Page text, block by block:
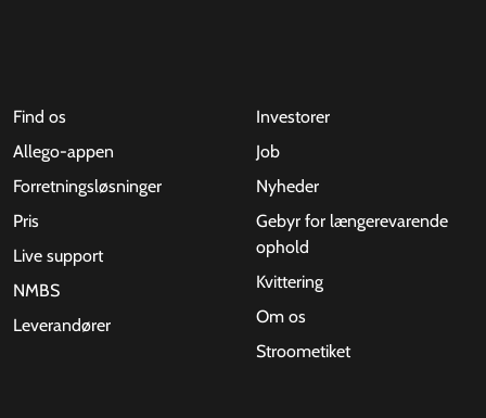
Find os
Allego-appen
Forretningsløsninger
Pris
Live support
NMBS
Leverandører
Investorer
Job
Nyheder
Gebyr for længerevarende
ophold
Kvittering
Om os
Stroometiket